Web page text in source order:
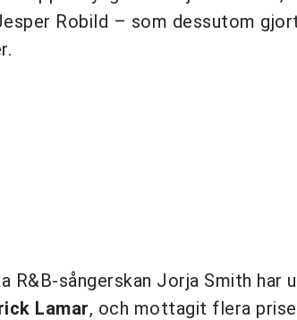
Robild – som dessutom
R&B-sångerskan Jorja Smith har
Lamar, och mottagit flera